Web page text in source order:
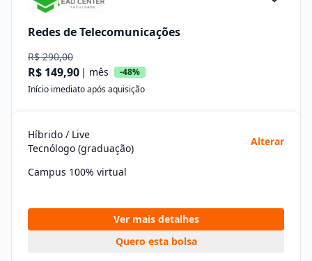
Redes de Telecomunicações
R$ 290,00
R$ 149,90 | mês
-48%
Início imediato após aquisição
Híbrido / Live
Tecnólogo (graduação)
Alterar
Campus 100% virtual
Ver mais detalhes
Quero esta bolsa